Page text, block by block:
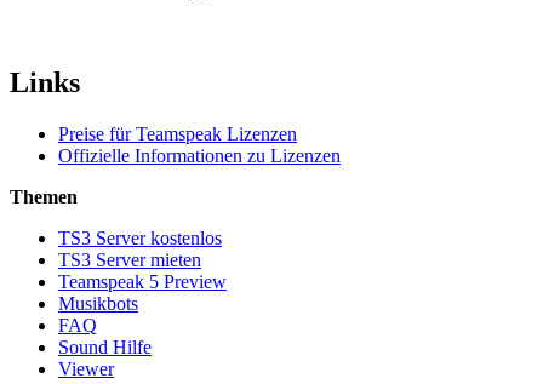
Links
Preise für Teamspeak Lizenzen
Offizielle Informationen zu Lizenzen
Themen
TS3 Server kostenlos
TS3 Server mieten
Teamspeak 5 Preview
Musikbots
FAQ
Sound Hilfe
Viewer